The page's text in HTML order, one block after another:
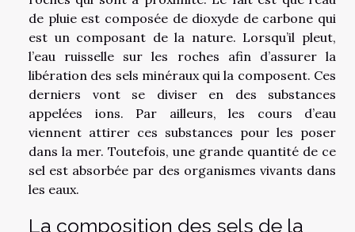
de pluie est composée de dioxyde de carbone qui
est un composant de la nature. Lorsqu’il pleut,
l’eau ruisselle sur les roches afin d’assurer la
libération des sels minéraux qui la composent. Ces
derniers vont se diviser en des substances
appelées ions. Par ailleurs, les cours d’eau
viennent attirer ces substances pour les poser
dans la mer. Toutefois, une grande quantité de ce
sel est absorbée par des organismes vivants dans
les eaux.
La composition des sels de la